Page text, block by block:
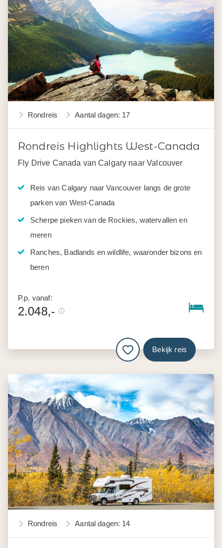
Rondreis Aantal dagen: 17
Rondreis Highlights West-Canada
Fly Drive Canada van Calgary naar Valcouver
Reis van Calgary naar Vancouver langs de grote
parken van West-Canada
Scherpe pieken van de Rockies, watervallen en
meren
Ranches, Badlands en wildlife, waaronder bizons en
beren
P.p. vanaf:
2.048,-
Bekijk reis
Rondreis Aantal dagen: 14